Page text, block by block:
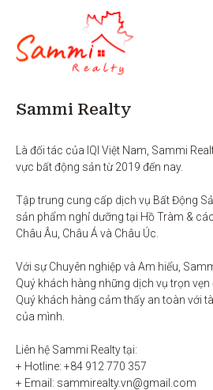
Sammi Realty
Là đối tác của IQI Việt Nam, Sammi
vực bất động sản từ 2019 đến nay.
Tập trung cung cấp dịch vụ Bất Động
sản phẩm nghỉ dưỡng tại Hồ Tràm &
Châu Âu, Châu Á và Châu Úc.
Với sự Chuyên nghiệp và Am hiểu,
Quý khách hàng những dịch vụ trọn
Quý khách hàng cảm thấy an toàn với
của mình.
Liên hệ Sammi Realty tại:
+ Hotline: +84 912 770 357
+ Email: sammirealty.vn@gmail.com